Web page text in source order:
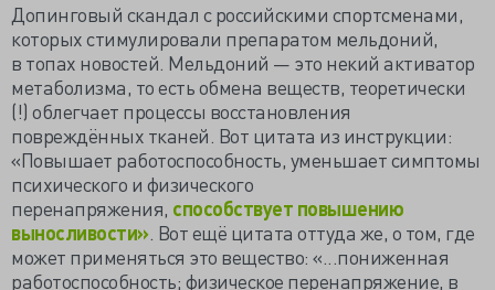
Допинговый скандал с российскими спортсменами,
которых стимулировали препаратом мельдоний,
в топах новостей. Мельдоний — это некий активатор
метаболизма, то есть обмена веществ, теоретически
(!) облегчает процессы восстановления
повреждённых тканей. Вот цитата из инструкции:
«Повышает работоспособность, уменьшает симптомы
психического и физического
перенапряжения, способствует повышению
выносливости». Вот ещё цитата оттуда же, о том, где
может применяться это вещество: «...пониженная
работоспособность; физическое перенапряжение, в